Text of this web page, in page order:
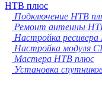
НТВ плюс
Подключение НТВ
Ремонт антенны
Настройка
Настройка модуля
Мастера НТВ плюс
Установка